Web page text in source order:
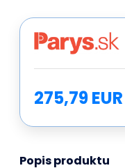
275,79 EUR
Popis produktu